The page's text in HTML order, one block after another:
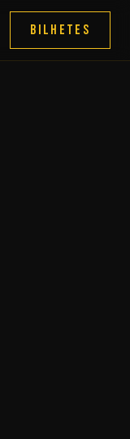
Bilhetes